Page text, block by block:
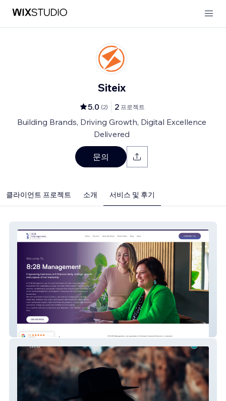
Siteix
5.0 (2) 2 프로젝트
Building Brands, Driving Growth, Digital Excellence
Delivered
문의
클라이언트 프로젝트 소개 서비스 및 후기